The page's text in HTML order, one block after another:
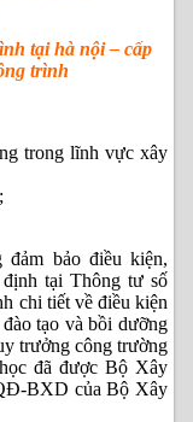
tại hà nội – cấp
trình
lĩnh vực xây
đảm bảo điều kiện,
tại Thông tư số
chi tiết về điều kiện
tạo và bồi dưỡng
trưởng công trường
đã được Bộ Xây
BXD của Bộ Xây